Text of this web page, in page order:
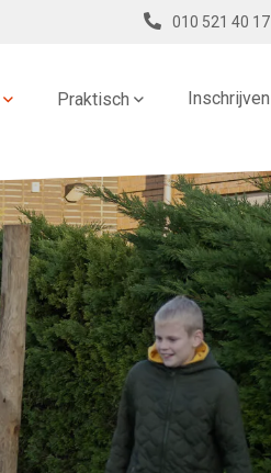
010 521 40 17
Praktisch Inschrijven